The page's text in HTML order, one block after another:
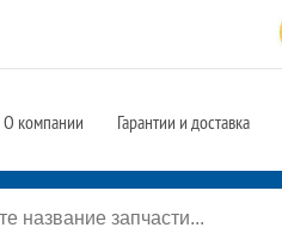
О компании Гарантии и доставка